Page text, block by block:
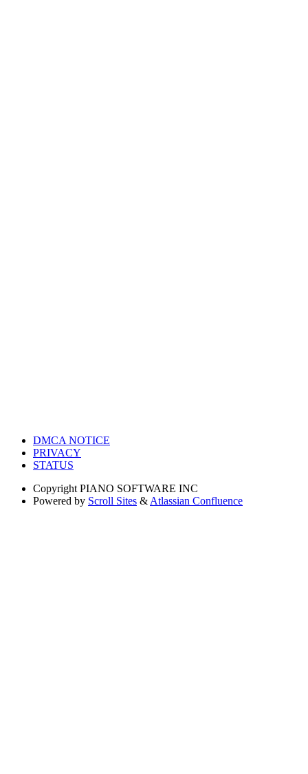
DMCA NOTICE
PRIVACY
STATUS
Copyright PIANO SOFTWARE INC
Powered by Scroll Sites & Atlassian Confluence